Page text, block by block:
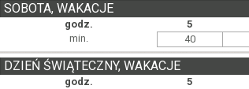
godz. 5
SOBOTA, WAKACJE
min. 40
godz. 5
DZIEŃ ŚWIĄTECZNY, WAKACJE